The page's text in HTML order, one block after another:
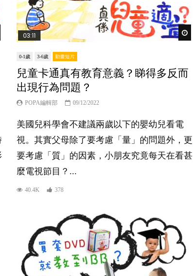
Watch Later03:11
0-1歲 3-6歲 動畫短片
兒童卡通真有教育意義？睇得多反而
出現行為問題？
POPA編輯部 09/12/2022
美國兒科學會不建議兩歲以下的嬰幼兒看電
視。其實父母除了要考慮「量」的問題外，更
要考慮「質」的因素，小朋友究竟每天在看甚
麼電視節目？...
40.4K 378